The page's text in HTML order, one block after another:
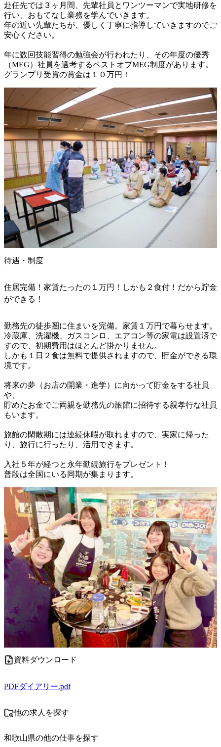
赴任先では３ヶ月間、先輩社員とワンツーマンで実地研修を
行い、おもてなし業務を学んでいきます。
年の近い先輩たちが、優しく丁寧に指導していきますのでご
安心ください。
年に数回技能習得の勉強会が行われたり、その年度の優秀
（MEG）社員を選考するベストオブMEG制度があります。
グランプリ受賞の賞金は１０万円！
待遇・制度
住居完備！家賃たったの１万円！しかも２食付！だから貯金
ができる！
勤務先の徒歩圏に住まいを完備。家賃１万円で暮らせます。
冷蔵庫、洗濯機、ガスコンロ、エアコン等の家電は設置済で
すので、初期費用はほとんど掛かりません。
しかも１日２食は無料で提供されますので、貯金ができる環
境です。
将来の夢（お店の開業・進学）に向かって貯金をする社員
や、
貯めたお金でご両親を勤務先の旅館に招待する親孝行な社員
もいます。
旅館の閑散期には連続休暇が取れますので、実家に帰った
り、旅行に行ったり、活用できます。
入社５年が経つと永年勤続旅行をプレゼント！
普段は全国にいる同期が集まります。
資料ダウンロード
PDFダイアリー.pdf
他の求人を探す
和歌山県の他の仕事を探す